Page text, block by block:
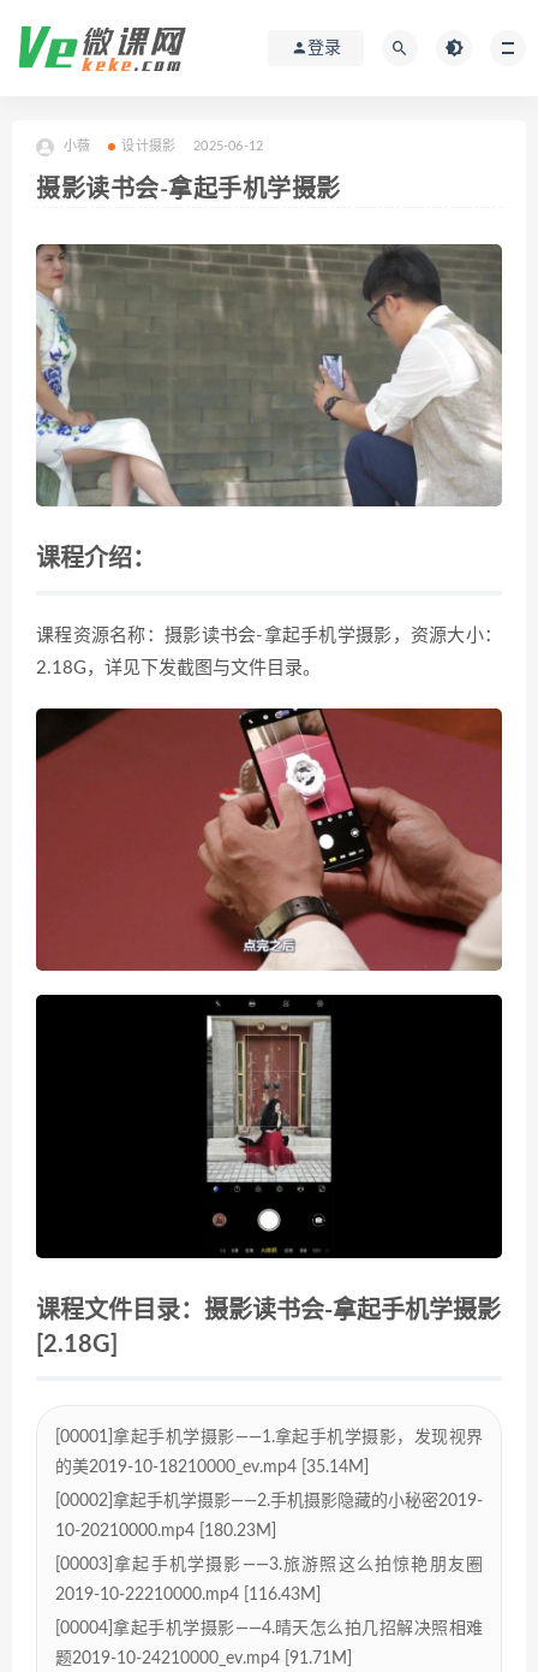
登录
小薇 设计摄影 2025-06-12
摄影读书会-拿起手机学摄影
课程介绍：
课程资源名称：摄影读书会-拿起手机学摄影，资源大小：
2.18G，详见下发截图与文件目录。
课程文件目录：摄影读书会-拿起手机学摄影
[2.18G]
[00001]拿起手机学摄影——1.拿起手机学摄影，发现视界
的美2019-10-18210000_ev.mp4 [35.14M]
[00002]拿起手机学摄影——2.手机摄影隐藏的小秘密2019-
10-20210000.mp4 [180.23M]
[00003]拿起手机学摄影——3.旅游照这么拍惊艳朋友圈
2019-10-22210000.mp4 [116.43M]
[00004]拿起手机学摄影——4.晴天怎么拍几招解决照相难
题2019-10-24210000_ev.mp4 [91.71M]